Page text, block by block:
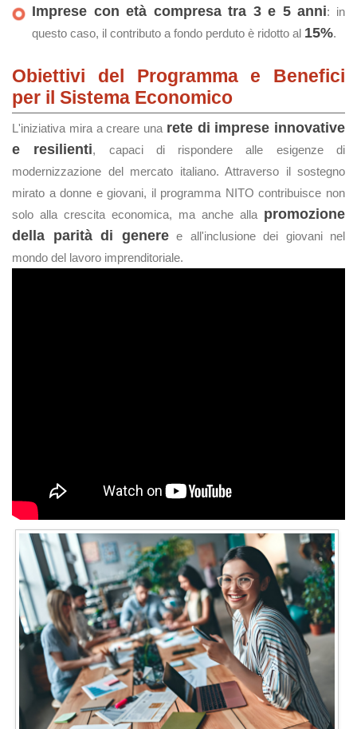
Imprese con età compresa tra 3 e 5 anni: in
questo caso, il contributo a fondo perduto è ridotto al 15%.
Obiettivi del Programma e Benefici
per il Sistema Economico
L'iniziativa mira a creare una rete di imprese innovative
e resilienti, capaci di rispondere alle esigenze di
modernizzazione del mercato italiano. Attraverso il sostegno
mirato a donne e giovani, il programma NITO contribuisce non
solo alla crescita economica, ma anche alla promozione
della parità di generee all'inclusione dei giovani nel
mondo del lavoro imprenditoriale.